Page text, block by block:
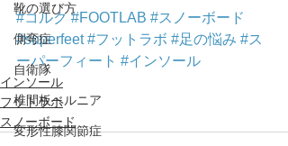
靴の選び方
側弯症
自衛隊
椎間板ヘルニア
変形性膝関節症
#コルク #FOOTLAB #スノーボード
#superfeet #フットラボ #足の悩み #ス
ーパーフィート #インソール
インソール
フットラボ
スノーボード